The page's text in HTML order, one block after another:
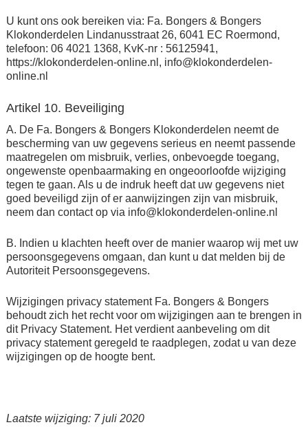
U kunt ons ook bereiken via: Fa. Bongers & Bongers
Klokonderdelen Lindanusstraat 26, 6041 EC Roermond,
telefoon: 06 4021 1368, KvK-nr : 56125941,
https://klokonderdelen-online.nl, info@klokonderdelen-
online.nl
Artikel 10. Beveiliging
A. De Fa. Bongers & Bongers Klokonderdelen neemt de
bescherming van uw gegevens serieus en neemt passende
maatregelen om misbruik, verlies, onbevoegde toegang,
ongewenste openbaarmaking en ongeoorloofde wijziging
tegen te gaan. Als u de indruk heeft dat uw gegevens niet
goed beveiligd zijn of er aanwijzingen zijn van misbruik,
neem dan contact op via info@klokonderdelen-online.nl
B. Indien u klachten heeft over de manier waarop wij met uw
persoonsgegevens omgaan, dan kunt u dat melden bij de
Autoriteit Persoonsgegevens.
Wijzigingen privacy statement Fa. Bongers & Bongers
behoudt zich het recht voor om wijzigingen aan te brengen in
dit Privacy Statement. Het verdient aanbeveling om dit
privacy statement geregeld te raadplegen, zodat u van deze
wijzigingen op de hoogte bent.
Laatste wijziging: 7 juli 2020